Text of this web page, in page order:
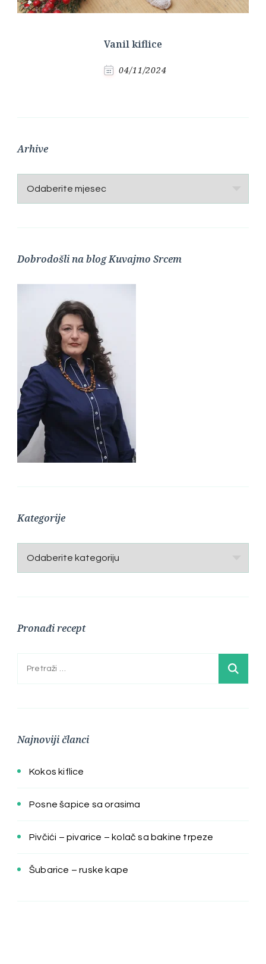
Vanil kiflice
04/11/2024
Arhive
Arhive
Dobrodošli na blog Kuvajmo Srcem
Kategorije
Kategorije
Pronađi recept
Pretraga:
Najnoviji članci
Kokos kiflice
Posne šapice sa orasima
Pivčići – pivarice – kolač sa bakine trpeze
Šubarice – ruske kape